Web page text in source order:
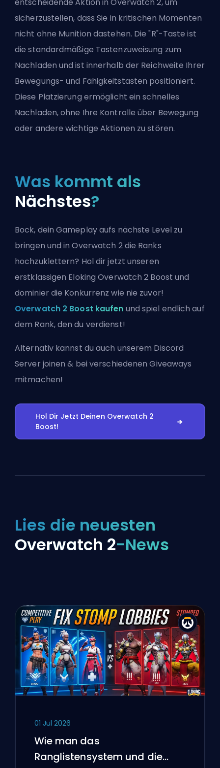
sicherzustellen, dass Sie in kritischen Momenten
nicht ohne Munition dastehen. Die "R"-Taste ist
die standardmäßige Tastenzuweisung zum
Nachladen und ist innerhalb der Reichweite Ihrer
Bewegungs- und Fähigkeitstasten positioniert.
Diese Platzierung ermöglicht ein schnelles
Nachladen, ohne Ihre Kontrolle über Bewegung
oder andere wichtige Aktionen zu stören.
Was kommt als
Nächstes?
Bock, dein Gameplay aufs nächste Level zu
bringen und in Overwatch 2 die Ranks
hochzuklettern? Hol dir jetzt unseren
erstklassigen Eloking Overwatch 2 Boost und
dominier die Konkurrenz wie nie zuvor!
Overwatch 2 Boost kaufen und spiel endlich auf
dem Rank, den du verdienst!
Alternativ kannst du auch unserem Discord
Server joinen & bei verschiedenen Giveaways
mitmachen!
Hol Dir Jetzt Deinen Overwatch 2
Boost!
Lies die neuesten
Overwatch 2-News
01 Jul 2026
Wie man das
Ranglistensystem und die